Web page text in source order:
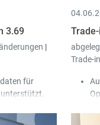
3.69
|
für
man jetzt
Trade-in